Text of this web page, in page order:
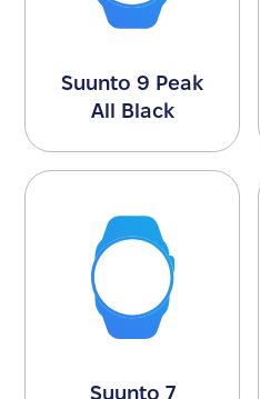
Suunto 9 Peak
All Black
Suunto 7